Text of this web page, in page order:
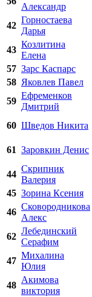
Александр
42
Горностаева
Дарья
43
Козлитина
Елена
57 Зарс Каспарс
58 Яковлев Павел
59
Ефременков
Дмитрий
60 Шведов Никита
61 Заровкин Денис
44
Скрипник
Валерия
45 Зорина Ксения
46
Сковородникова
Алекс
62
Лебединский
Серафим
47
Михалина
Юлия
48
Акимова
виктория